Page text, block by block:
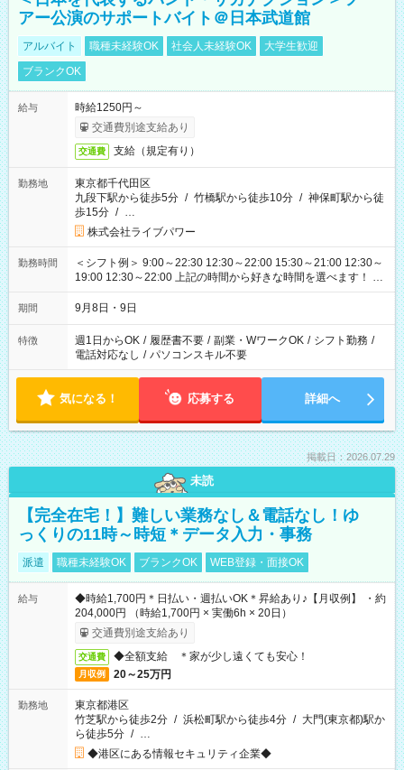
アー公演のサポートバイト＠日本武道館
アルバイト 職種未経験OK 社会人未経験OK
大学生歓迎
ブランクOK
給与
時給1250円～
交通費別途支給あり
交通費 支給（規定有り）
勤務地
東京都千代田区
九段下駅から徒歩5分 / 竹橋駅から徒歩10分 / 神保町駅から徒
歩15分 / …
株式会社ライブパワー
勤務時間
＜シフト例＞ 9:00～22:30 12:30～22:00 15:30～21:00 12:30～
19:00 12:30～22:00 上記の時間から好きな時間を選べます！ ※
時間は変更となる可能性があります
期間 9月8日・9日
特徴 週1日からOK / 履歴書不要 / 副業・WワークOK / シフト勤務 /
電話対応なし / パソコンスキル不要
気になる！ 応募する 詳細へ
掲載日：2026.07.29
未読
【完全在宅！】難しい業務なし＆電話なし！ゆ
っくりの11時～時短＊データ入力・事務
派遣 職種未経験OK ブランクOK WEB登録・面接OK
給与
◆時給1,700円＊日払い・週払いOK＊昇給あり♪【月収例】 ・約
204,000円 （時給1,700円 × 実働6h × 20日）
交通費別途支給あり
交通費 ◆全額支給 ＊家が少し遠くても安心！
月収例 20～25万円
勤務地
東京都港区
竹芝駅から徒歩2分 / 浜松町駅から徒歩4分 / 大門(東京都)駅か
ら徒歩5分 / …
◆港区にある情報セキュリティ企業◆